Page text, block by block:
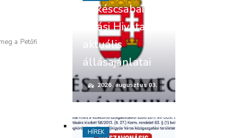
a Petőfi
Békéscsabai
Járási Hivatal
aktuális
állásajánlatai
2026. augusztus 03.
HÍREK